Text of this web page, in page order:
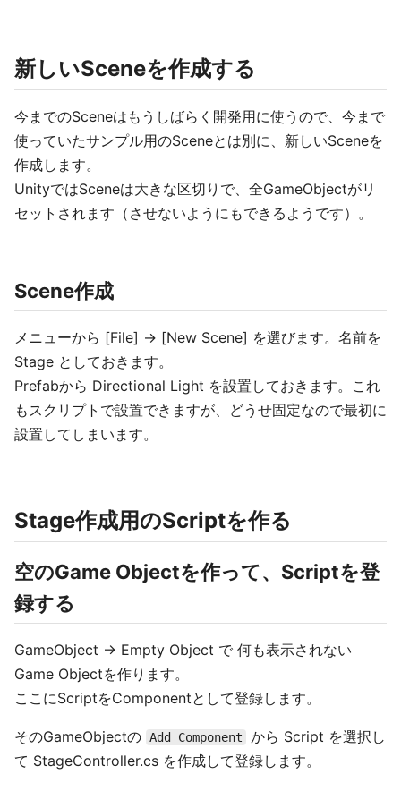
新しいSceneを作成する
今までのSceneはもうしばらく開発用に使うので、今まで
使っていたサンプル用のSceneとは別に、新しいSceneを
作成します。
UnityではSceneは大きな区切りで、全GameObjectがリ
セットされます（させないようにもできるようです）。
Scene作成
メニューから [File] -> [New Scene] を選びます。名前を
Stage としておきます。
Prefabから Directional Light を設置しておきます。これ
もスクリプトで設置できますが、どうせ固定なので最初に
設置してしまいます。
Stage作成用のScriptを作る
空のGame Objectを作って、Scriptを登
録する
GameObject -> Empty Object で 何も表示されない
Game Objectを作ります。
ここにScriptをComponentとして登録します。
そのGameObjectの Add Component
から Script を選択し
て StageController.cs を作成して登録します。